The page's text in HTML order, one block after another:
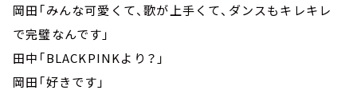
岡田「みんな可愛くて、歌が上手くて、ダンスもキレキレ
で完璧なんです」
田中「BLACKPINKより？」
岡田「好きです」